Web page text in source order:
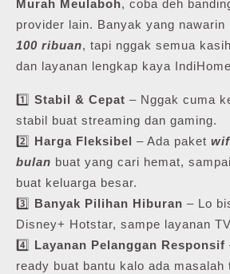
Murah Meulaboh, coba deh
provider lain. Banyak yang nawarin
100 ribuan, tapi nggak semua
dan layanan lengkap kaya
1️⃣ Stabil & Cepat – Nggak cuma
stabil buat streaming dan gaming.
2️⃣ Harga Fleksibel – Ada paket
bulan buat yang cari hemat,
buat keluarga besar.
3️⃣ Banyak Pilihan Hiburan – Lo
Disney+ Hotstar, sampe layanan
4️⃣ Layanan Pelanggan Responsif
ready buat bantu kalo ada masalah